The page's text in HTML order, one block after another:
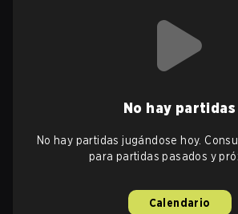
No hay partidas
No hay partidas jugándose hoy.
para partidas pasados y
Calendario